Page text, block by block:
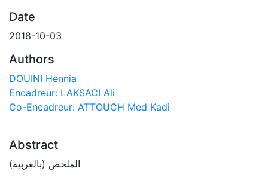
Date
2018-10-03
Authors
DOUINI Hennia
Encadreur: LAKSACI Ali
Co-Encadreur: ATTOUCH Med Kadi
Abstract
الملخص (بالعربية)